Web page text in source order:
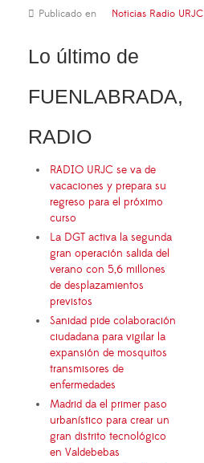
Publicado en Noticias Radio URJC
Lo último de
FUENLABRADA,
RADIO
RADIO URJC se va de
vacaciones y prepara su
regreso para el próximo
curso
La DGT activa la segunda
gran operación salida del
verano con 5,6 millones
de desplazamientos
previstos
Sanidad pide colaboración
ciudadana para vigilar la
expansión de mosquitos
transmisores de
enfermedades
Madrid da el primer paso
urbanístico para crear un
gran distrito tecnológico
en Valdebebas